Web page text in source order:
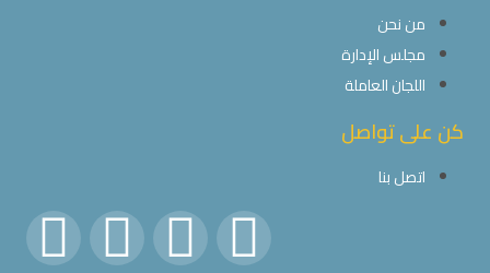
من نحن
مجلس الإدارة
اللجان العاملة
كن على تواصل
اتصل بنا